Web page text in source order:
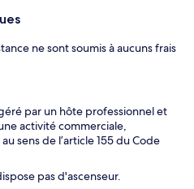
ne sont soumis à aucuns frais
par un hôte professionnel et
activité commerciale,
sens de l’article 155 du Code
pas d'ascenseur.